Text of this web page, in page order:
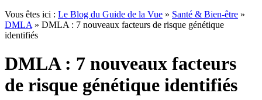
Vous êtes ici : Le Blog du Guide de la Vue » Santé & Bien-être »
DMLA » DMLA : 7 nouveaux facteurs de risque génétique
identifiés
DMLA : 7 nouveaux facteurs
de risque génétique identifiés